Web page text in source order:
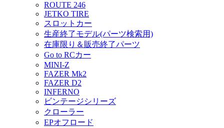
ROUTE 246
JETKO TIRE
スロットカー
生産終了モデル(パーツ検索用)
在庫限り＆販売終了パーツ
Go to RCカー
MINI-Z
FAZER Mk2
FAZER D2
INFERNO
ビンテージシリーズ
クローラー
EPオフロード